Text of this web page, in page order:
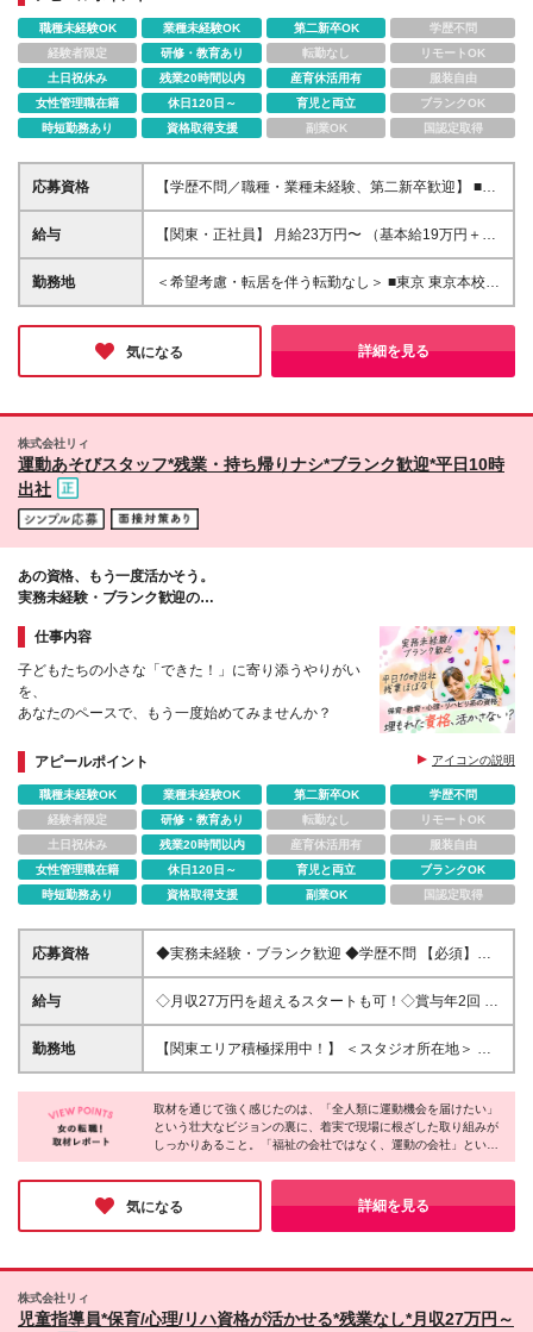
職種未経験OK 業種未経験OK 第二新卒OK
学歴不問
経験者限定
研修・教育あり 転勤なし
リモートOK
土日祝休み
残業20時間以内 産育休活用有
服装自由
女性管理職在籍
休日120日～ 育児と両立
ブランクOK
時短勤務あり
資格取得支援 副業OK 国認定取得
応募資格
【学歴不問／職種・業種未経験、第二新卒歓迎】 ■英
語が好きな方 ■子どもが好きな方 ※保育士・看護師の
有資格者は歓迎（未経験・ブランクOK）。資格がな
給与
【関東・正社員】 月給23万円〜 （基本給19万円＋一
律関東手当3万円＋資格手当1万円〜） 【他エリア・
正社員】 月給20万円〜 （基本給19万円＋資格手当1
ラス担任をお任せする場合、基本給も19万円から
教諭免許、海外保育士免許、TOEIC920点以上または
勤務地
＜希望考慮・転居を伴う転勤なし＞ ■東京 東京本校／
大田区東嶺町 品川／港区高輪 世田谷／世田谷区桜新
町 ■神奈川 横浜／横浜市西区みなとみらい たまプラ
ーザ／横浜市青葉区 ■愛知 名古屋／名古屋市昭和区広
／大阪市西区 扇町／大阪市北区 大阪本校／大阪市
阪市天王寺区烏ヶ辻 大阪ベイ／大阪市港区弁天 豊中
／豊中市本町 茨木彩都／茨木市彩都あさぎ 東大阪／
曽根町 吹田／吹田市千里丘北 高槻／高槻市天神町 ■
町 西宮／西宮市津門川町 ■奈良 奈良登美ヶ丘／生駒
気になる 詳細を見る
株式会社リィ
運動あそびスタッフ*残業・持ち帰りナシ*ブランク歓迎*平日10時
出社
あの資格、もう一度活かそう。
実務未経験・ブランク歓迎の
仕事内容
子どもたちの小さな「できた！」に寄り添うやりがい
を、
あなたのペースで、もう一度始めてみませんか？
アピールポイント アイコンの説明
職種未経験OK 業種未経験OK 第二新卒OK
学歴不問
経験者限定
研修・教育あり 転勤なし
リモートOK
土日祝休み
残業20時間以内 産育休活用有
服装自由
女性管理職在籍
休日120日～ 育児と両立
ブランクOK
時短勤務あり
資格取得支援 副業OK 国認定取得
応募資格
◆実務未経験・ブランク歓迎 ◆学歴不問 【必須】以
下いずれかに当てはまる方 ◎保育士、幼稚園教諭、
小・中・高教員免許、社会福祉士、 精神保健福祉
心理士、理学療法士、作業療法士、 言語聴覚士い
ずれかの資格をお持ちの方 ◎児童福祉サービスで2年
もが好きで、成長を見守ることに喜びを感じる方 ＊
残業、持ち帰り仕事なしで働きたい方 ＊運動やスポ
ーツが好きで、体を動かすことに抵抗がない方
給与
◇月収27万円を超えるスタートも可！◇賞与年2回 ※
業績による ◇資格手当あり！残業代全額支給 ■東京・
神奈川 ：24万6,100円〜27万6,100円＋賞与年2回
6,100円＋賞与年2回 ■その他 ：22万6,100
円〜27万6,100円＋賞与年2回 （※賞与は業績によ
る） 【◎資格手当詳細】 ★児童発達支援管理責任
★児童指導員 指定業種にて5年以上：25,000円 ★保
育士 指定業種にて5年未満：20,000円 ★児童指導員
規定により優遇します ※残業代は1分単位で別途全額
勤務地
【関東エリア積極採用中！】 ＜スタジオ所在地＞ 東
京・神奈川・千葉・静岡・愛知・大阪・兵庫・広島
※(変更の範囲)上記を除く当社関連勤務地
取材を通じて強く感じたのは、「全人類に運動機会を届けたい」
という壮大なビジョンの裏に、着実で現場に根ざした取り組みが
しっかりあること。「福祉の会社ではなく、運動の会社」という
明確な姿勢も印象的でした。社員の声から「スペシャルホリデ
ー」等の制度が生まれる風通しの良さも魅力。急成長中ながら社
員を大切にする想いが伝わってきました。「仕事にワクワクでき
なくなった」方にこそ出会ってほしい企業です！
気になる 詳細を見る
株式会社リィ
児童指導員*保育/心理/リハ資格が活かせる*残業なし*月収27万円～